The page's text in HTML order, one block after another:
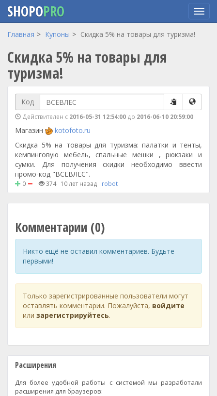
Перейти
основному
содержанию
SHOPOPRO
Главная Купоны Скидка 5% на товары для туризма!
Скидка 5% на товары для
туризма!
Код
Действителен с 2016-05-31 12:54:00 до 2016-06-10 20:59:00
Магазин
kotofoto.ru
Скидка 5% на товары для туризма: палатки и тенты,
кемпинговую мебель, спальные мешки , рюкзаки и
сумки. Для получения скидки необходимо ввести
промо-код "ВСЕВЛЕС".
0 374 10 лет назад robot
Комментарии (0)
Никто ещё не оставил комментариев. Будьте
первыми!
Только зарегистрированные пользователи могут
оставлять комментарии. Пожалуйста, войдите
или зарегистрируйтесь.
Расширения
Для более удобной работы с системой мы разработали
расширения для браузеров: